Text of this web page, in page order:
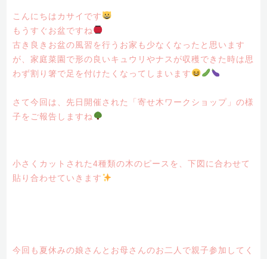
こんにちはカサイです
もうすぐお盆ですね
古き良きお盆の風習を行うお家も少なくなったと思います
が、家庭菜園で形の良いキュウリやナスが収穫できた時は思
わず割り箸で足を付けたくなってしまいます
さて今回は、先日開催された「寄せ木ワークショップ」の様
子をご報告しますね
小さくカットされた4種類の木のピースを、下図に合わせて
貼り合わせていきます
今回も夏休みの娘さんとお母さんのお二人で親子参加してく